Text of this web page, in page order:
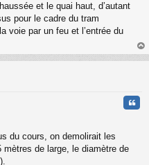
et le quai haut, d’autant
pour le cadre du tram
voie par un feu et l’entrée du
au
du cours, on demolirait les
de large, le diamètre de